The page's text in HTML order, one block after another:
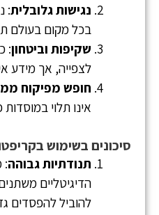
נגישות גלובלית:
בכל מקום בעולם
שקיפות וביטחון:
לצפייה, אך מידע
חופש מפיקוח
אינו תלוי במוסדות
סיכונים בשימוש
תנודתיות גבוהה:
הדיגיטליים
להוביל להפסדים